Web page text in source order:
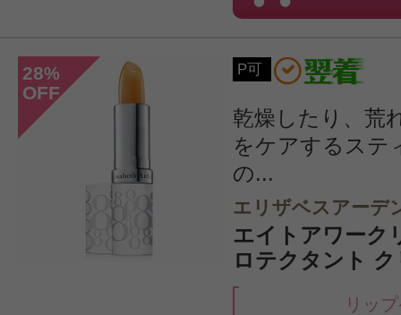
28%
OFF
P可
乾燥したり、荒
をケアするステ
の...
エリザベスアーデ
エイトアワーク
ロテクタント
リッ